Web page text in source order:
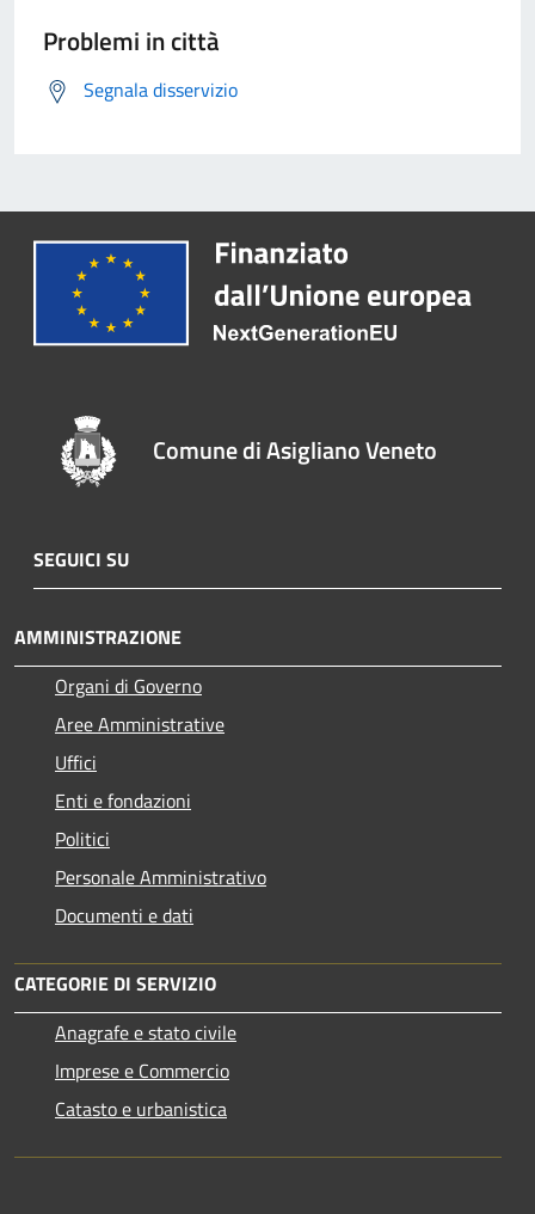
Problemi in città
Segnala disservizio
Comune di Asigliano Veneto
SEGUICI SU
AMMINISTRAZIONE
Organi di Governo
Aree Amministrative
Uffici
Enti e fondazioni
Politici
Personale Amministrativo
Documenti e dati
CATEGORIE DI SERVIZIO
Anagrafe e stato civile
Imprese e Commercio
Catasto e urbanistica